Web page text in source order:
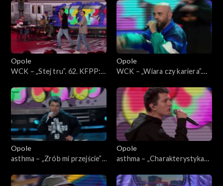
„Hip-hop. Jedno podwórko”
„Hip-hop. Jedno podwórko”
Opole
WCK – „Stej tru”. 62. KFPP:
podwórko”
Opole
WCK – „Wiara czy kariera”.
Jedno podwórko”
Opole
asthma – „Zrób mi przejście”.
Jedno podwórko”
Opole
asthma – „Charakterystyka
„Hip-hop. Jedno podwórko”